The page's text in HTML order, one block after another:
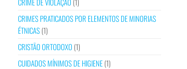
CRIMES PRATICADOS POR ELEMENTOS DE MINORIAS
ÉTNICAS(1)
CRISTÃO ORTODOXO (1)
CUIDADOS MÍNIMOS DE HIGIENE(1)